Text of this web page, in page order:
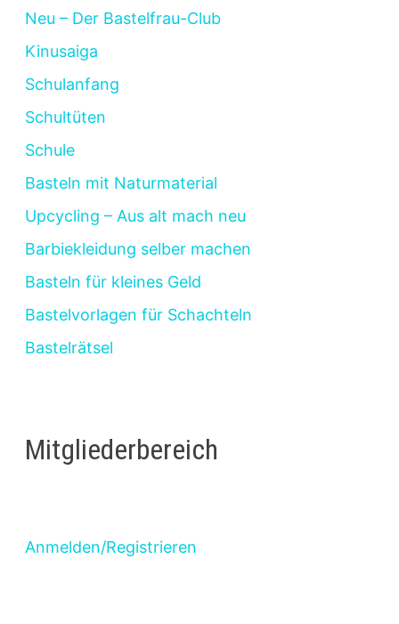
Neu – Der Bastelfrau-Club
Kinusaiga
Schulanfang
Schultüten
Schule
Basteln mit Naturmaterial
Upcycling – Aus alt mach neu
Barbiekleidung selber machen
Basteln für kleines Geld
Bastelvorlagen für Schachteln
Bastelrätsel
Mitgliederbereich
Anmelden/Registrieren